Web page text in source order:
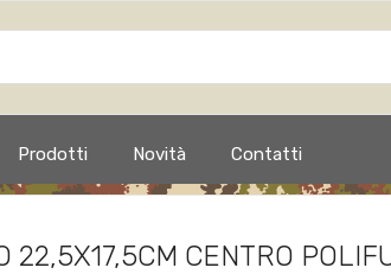
Prodotti Novità Contatti
22,5X17,5CM CENTRO